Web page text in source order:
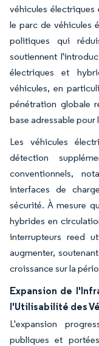
véhicules
le parc de véhicules
politiques qui
soutiennent
électriques et
véhicules, en
pénétration globale
base adressable
Les véhicules
détection
conventionnels,
interfaces de
sécurité. À mesure
hybrides en
interrupteurs reed
augmenter,
croissance sur la
Expansion de
l'Utilisabilité des
L'expansion
publiques et